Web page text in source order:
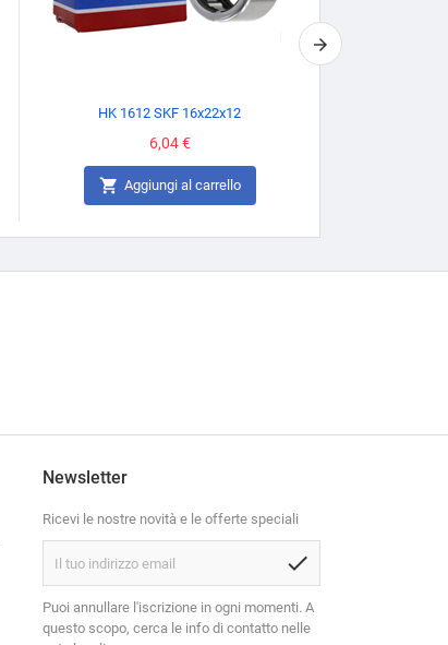
HK 1612 SKF 16x22x12
Prezzo
6,04 €
 Aggiungi al carrello
Newsletter
Ricevi le nostre novità e le offerte speciali
check
Puoi annullare l'iscrizione in ogni momenti. A
questo scopo, cerca le info di contatto nelle